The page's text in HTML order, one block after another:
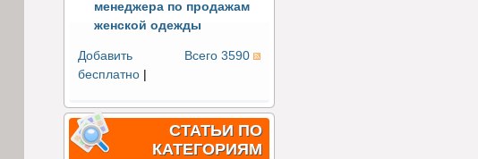
менеджера по продажам
женской одежды
Всего 3590
Добавить
бесплатно|
СТАТЬИ ПО
КАТЕГОРИЯМ